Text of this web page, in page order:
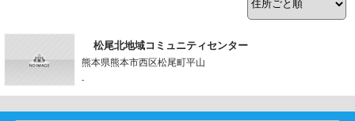
松尾北地域コミュニティセンター
熊本県熊本市西区松尾町平山
-